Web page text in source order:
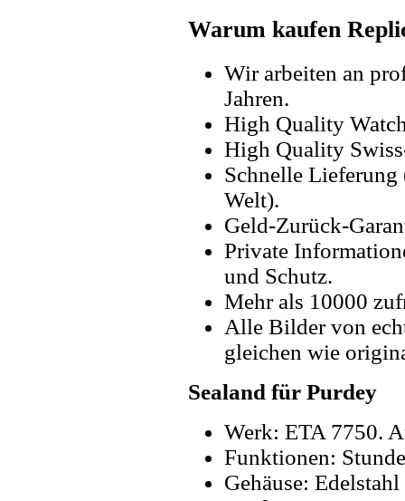
Warum kaufen
Wir arbeiten an
Jahren.
High Quality
High Quality
Schnelle Lieferung
Welt).
Geld-Zurück-
Private
und Schutz.
Mehr als 10000
Alle Bilder von
gleichen wie
Sealand für Purdey
Werk: ETA 7750.
Funktionen:
Gehäuse: